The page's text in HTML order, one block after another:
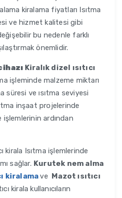
kiralama fiyatları Isıtma
ve hizmet kalitesi gibi
bu nedenle farklı
önemlidir.
Kiralık dizel ısıtıcı
işleminde malzeme miktarı
süresi ve ısıtma seviyesi
inşaat projelerinde
ardından
kirala Isıtma işlemlerinde
sağlar. Kurutek nem alma
kiralamave Mazot ısıtıcı
kirala kullanıcıların